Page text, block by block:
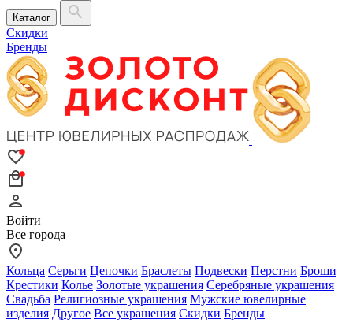
Каталог
Скидки
Бренды
Войти
Все города
Кольца Серьги Цепочки Браслеты Подвески Перстни Броши
Крестики Колье Золотые украшения Серебряные украшения
Свадьба Религиозные украшения Мужские ювелирные
изделия Другое Все украшения Скидки Бренды